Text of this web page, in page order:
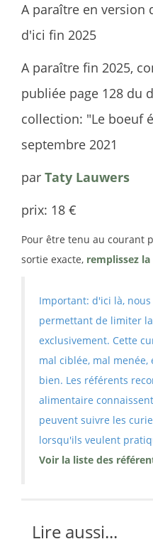
A paraître en version
d'ici fin 2025
A paraître fin 2025,
publiée page 128 du
collection: "Le boeuf
septembre 2021
par Taty Lauwers
prix: 18 €
Pour être tenu au courant
sortie exacte, remplissez
Important: d'ici là,
permettant de limiter
exclusivement. Cette
mal ciblée, mal
bien. Les référents
alimentaire
peuvent suivre les
lorsqu'ils veulent
Voir la liste des
Lire aussi...